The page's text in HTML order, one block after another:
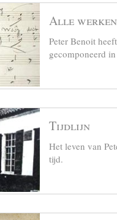
Alle werken
Peter Benoit
gecomponeerd
Tijdlijn
Het leven van
tijd.